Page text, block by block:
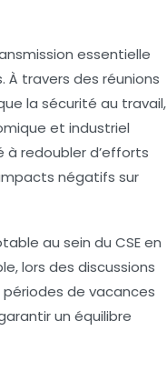
essentielle
travers des réunions
la sécurité au travail,
et industriel
à redoubler d’efforts
négatifs sur
au sein du CSE en
lors des discussions
de vacances
un équilibre